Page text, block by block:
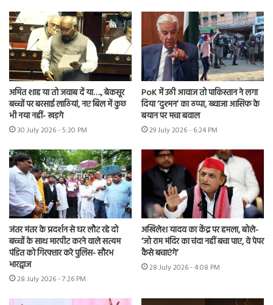
अमित शाह या तो जवाब दें या…., बेकसूर
बच्चों पर बरसाई लाठियां, नए बिल में कुछ
भी नया नहीं- खड़गे
30 July 2026 - 5:20 PM
PoK में उठी आवाज तो पाकिस्तान ने लगा
दिया ‘दुश्मन’ का ठप्पा, ख्वाजा आसिफ के
बयान पर मचा बवाल
29 July 2026 - 6:24 PM
जंतर मंतर के प्रदर्शन से घर लौट रहे दो
बच्चों के साथ मारपीट करने वाले सत्यम
पंडित को गिरफ्तार करे पुलिस- सौरभ
भारद्वाज
28 July 2026 - 7:26 PM
अखिलेश यादव का केंद्र पर हमला, बोले-
‘जो राम मंदिर का चंदा नहीं बचा पाए, वे पेपर
कैसे बचाएंगे’
28 July 2026 - 4:08 PM